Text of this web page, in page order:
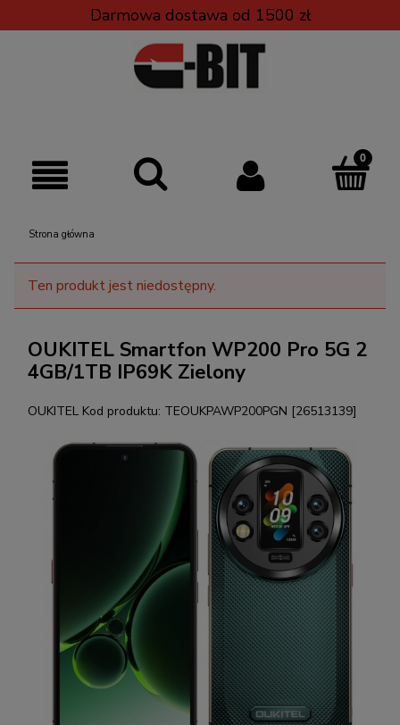
Darmowa dostawa od 1500 zł
Strona główna
Ten produkt jest niedostępny.
OUKITEL Smartfon WP200 Pro 5G 2
4GB/1TB IP69K Zielony
OUKITEL Kod produktu: TEOUKPAWP200PGN [26513139]